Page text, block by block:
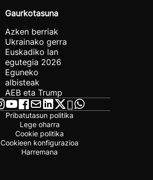
Gaurkotasuna
Azken berriak
Ukrainako gerra
Euskadiko lan
egutegia 2026
Eguneko
albisteak
AEB eta Trump
Pribatutasun politika
Lege oharra
Cookie politika
Cookieen konfigurazioa
Harremana